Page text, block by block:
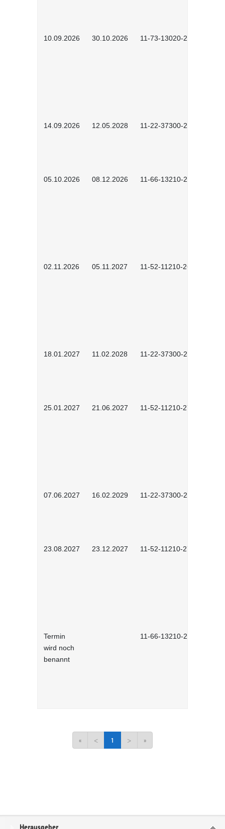
10.09.2026 30.10.2026 11-73-13020-2601
14.09.2026 12.05.2028 11-22-37300-2604
05.10.2026 08.12.2026 11-66-13210-2602
02.11.2026 05.11.2027 11-52-11210-2604
18.01.2027 11.02.2028 11-22-37300-2701
25.01.2027 21.06.2027 11-52-11210-2701
07.06.2027 16.02.2029 11-22-37300-2702
23.08.2027 23.12.2027 11-52-11210-2702
Termin
wird noch
benannt
11-66-13210-2701
« < 1 > »
Service